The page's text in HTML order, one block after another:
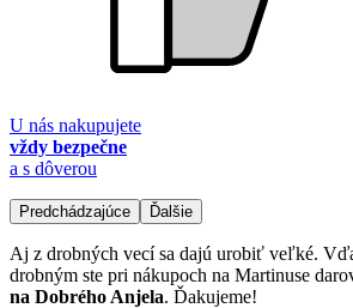
U nás nakupujete
vždy bezpečne
a s dôverou
Predchádzajúce Ďalšie
Aj z drobných vecí sa dajú urobiť veľké.
drobným ste pri nákupoch na Martinuse
na Dobrého Anjela. Ďakujeme!